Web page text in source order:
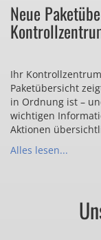
Neue
Ihr
Paketübersicht
in Ordnung ist –
wichtigen
Aktionen
Alles lesen...